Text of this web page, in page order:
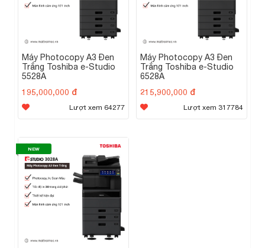
Máy Photocopy A3 Đen
Trắng Toshiba e-Studio
5528A
195,000,000 đ
Lượt xem 64277
Máy Photocopy A3 Đen
Trắng Toshiba e-Studio
6528A
215,900,000 đ
Lượt xem 317784
NEW